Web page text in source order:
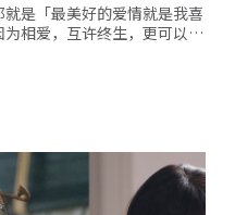
是「最美好的爱情就是我喜
为相爱，互许终生，更可以…